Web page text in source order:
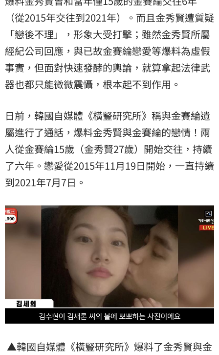
（從2015年交往到2021年）。而且金秀賢遭質疑
「戀後不理」，形象大受打擊；雖然金秀賢所屬
經紀公司回應，與已故金賽綸戀愛等爆料為虛假
事實，但面對快速發酵的輿論，就算拿起法律武
器也都只能微微震懾，根本起不到作用。
日前，韓國自媒體《橫豎研究所》稱與金賽綸遺
屬進行了通話，爆料金秀賢與金賽綸的戀情！兩
人從金賽綸15歲（金秀賢27歲）開始交往，持續
了六年。戀愛從2015年11月19日開始，一直持續
到2021年7月7日。
▲韓國自媒體《橫豎研究所》爆料了金秀賢與金